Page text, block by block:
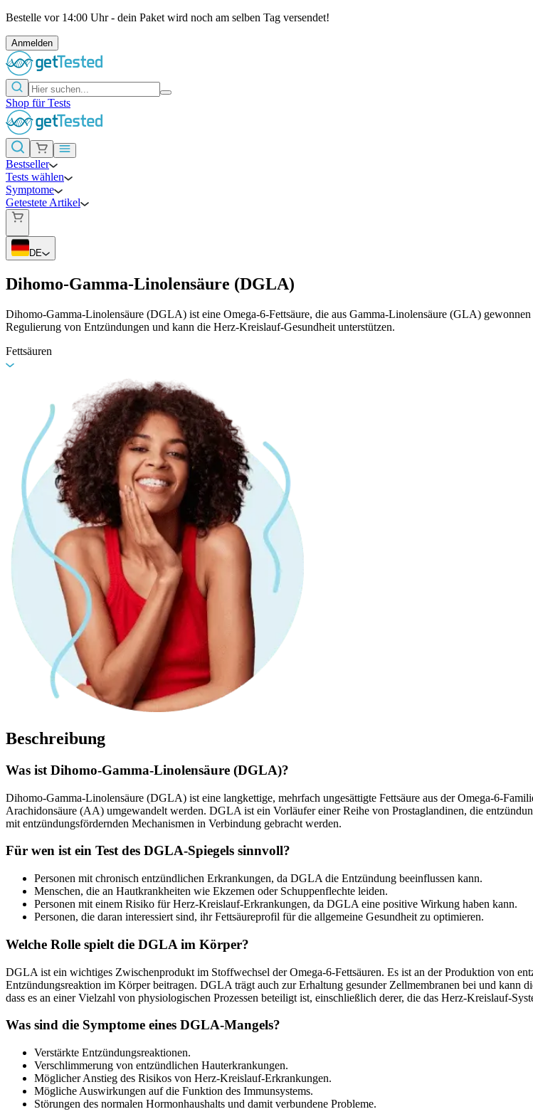
Bestelle vor 14:00 Uhr - dein Paket wird noch am selben Tag versendet!
Anmelden
Shop für Tests
Bestseller
Tests wählen
Symptome
Getestete Artikel
DE
Dihomo-Gamma-Linolensäure (DGLA)
Dihomo-Gamma-Linolensäure (DGLA) ist eine Omega-6-Fettsäure, die aus Gamma-Linolensäure (GLA)
Regulierung von Entzündungen und kann die Herz-Kreislauf-Gesundheit unterstützen.
Fettsäuren
Beschreibung
Was ist Dihomo-Gamma-Linolensäure (DGLA)?
Dihomo-Gamma-Linolensäure (DGLA) ist eine langkettige, mehrfach ungesättigte Fettsäure aus der Omega-6-
Arachidonsäure (AA) umgewandelt werden. DGLA ist ein Vorläufer einer Reihe von Prostaglandinen, die
mit entzündungsfördernden Mechanismen in Verbindung gebracht werden.
Für wen ist ein Test des DGLA-Spiegels sinnvoll?
Personen mit chronisch entzündlichen Erkrankungen, da DGLA die Entzündung beeinflussen kann.
Menschen, die an Hautkrankheiten wie Ekzemen oder Schuppenflechte leiden.
Personen mit einem Risiko für Herz-Kreislauf-Erkrankungen, da DGLA eine positive Wirkung haben kann.
Personen, die daran interessiert sind, ihr Fettsäureprofil für die allgemeine Gesundheit zu optimieren.
Welche Rolle spielt die DGLA im Körper?
DGLA ist ein wichtiges Zwischenprodukt im Stoffwechsel der Omega-6-Fettsäuren. Es ist an der Produktion von
Entzündungsreaktion im Körper beitragen. DGLA trägt auch zur Erhaltung gesunder Zellmembranen bei und kann
dass es an einer Vielzahl von physiologischen Prozessen beteiligt ist, einschließlich derer, die das Herz-Kreislauf-
Was sind die Symptome eines DGLA-Mangels?
Verstärkte Entzündungsreaktionen.
Verschlimmerung von entzündlichen Hauterkrankungen.
Möglicher Anstieg des Risikos von Herz-Kreislauf-Erkrankungen.
Mögliche Auswirkungen auf die Funktion des Immunsystems.
Störungen des normalen Hormonhaushalts und damit verbundene Probleme.